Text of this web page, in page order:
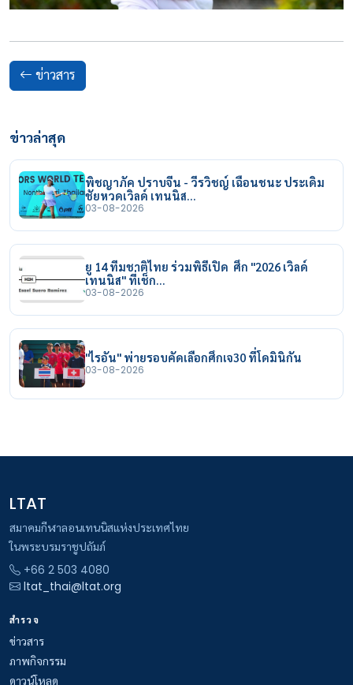
ข่าวสาร
ข่าวล่าสุด
พิชญาภัค ปราบจีน - วีรวิชญ์ เฉือนชนะ ประเดิม
ชัยหวดเวิลด์ เทนนิส…
03-08-2026
ยู 14 ทีมชาติไทย ร่วมพิธีเปิด ศึก "2026 เวิลด์
เทนนิส" ที่เช็ก…
03-08-2026
"ไรอัน" พ่ายรอบคัดเลือกศึกเจ30 ที่โดมินิกัน
03-08-2026
LTAT
สมาคมกีฬาลอนเทนนิสแห่งประเทศไทย
ในพระบรมราชูปถัมภ์
+66 2 503 4080
ltat_thai@ltat.org
สำรวจ
ข่าวสาร
ภาพกิจกรรม
ดาวน์โหลด